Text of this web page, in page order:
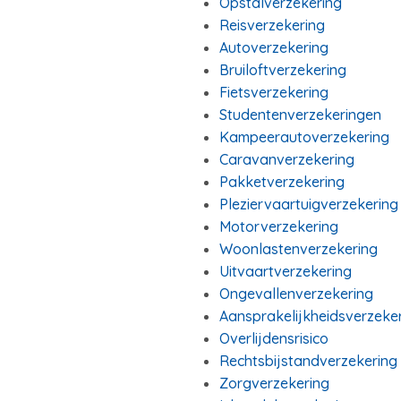
Reisverzekering
Autoverzekering
Bruiloftverzekering
Fietsverzekering
Studentenverzekeringen
Kampeerautoverzekering
Caravanverzekering
Pakketverzekering
Pleziervaartuigverzekering
Motorverzekering
Woonlastenverzekering
Uitvaartverzekering
Ongevallenverzekering
Overlijdensrisico
Rechtsbijstandverzekering
Zorgverzekering